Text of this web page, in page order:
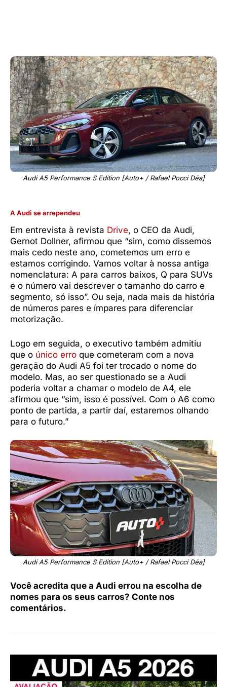
Audi A5 Performance S Edition [Auto+ / Rafael Pocci Déa]
A Audi se arrependeu
Em entrevista à revista Drive, o CEO da Audi,
Gernot Dollner, afirmou que “sim, como dissemos
mais cedo neste ano, cometemos um erro e
estamos corrigindo. Vamos voltar à nossa antiga
nomenclatura: A para carros baixos, Q para SUVs
e o número vai descrever o tamanho do carro e
segmento, só isso”. Ou seja, nada mais da história
de números pares e ímpares para diferenciar
motorização.
Logo em seguida, o executivo também admitiu
que o único erro que cometeram com a nova
geração do Audi A5 foi ter trocado o nome do
modelo. Mas, ao ser questionado se a Audi
poderia voltar a chamar o modelo de A4, ele
afirmou que “sim, isso é possível. Com o A6 como
ponto de partida, a partir daí, estaremos olhando
para o futuro.”
Audi A5 Performance S Edition [Auto+ / Rafael Pocci Déa]
Você acredita que a Audi errou na escolha de
nomes para os seus carros? Conte nos
comentários.